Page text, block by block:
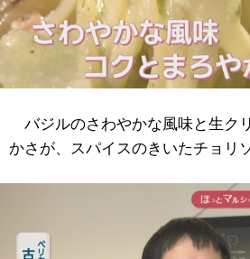
バジルのさわやかな風味と生ク
かさが、スパイスのきいたチョリ